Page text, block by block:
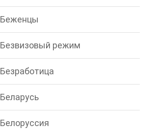
Беженцы
Безвизовый режим
Безработица
Беларусь
Белоруссия